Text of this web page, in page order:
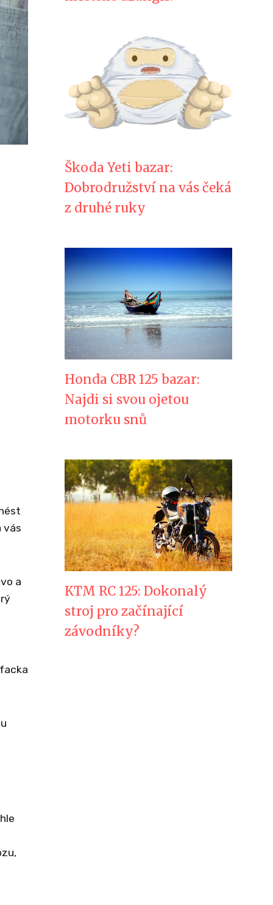
vás
a
Škoda Yeti bazar:
Dobrodružství na vás čeká
z druhé ruky
Honda CBR 125 bazar:
Najdi si svou ojetou
motorku snů
KTM RC 125: Dokonalý
stroj pro začínající
závodníky?